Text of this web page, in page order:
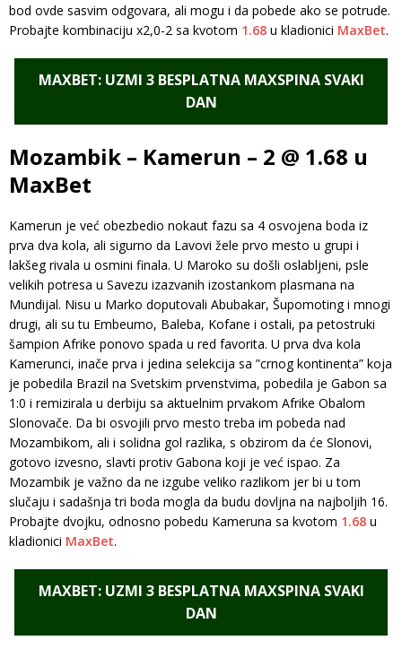
bod ovde sasvim odgovara, ali mogu i da pobede ako se potrude.
Probajte kombinaciju x2,0-2 sa kvotom 1.68 u kladionici MaxBet.
MAXBET: UZMI 3 BESPLATNA MAXSPINA SVAKI
DAN
Mozambik – Kamerun – 2 @ 1.68 u
MaxBet
Kamerun je već obezbedio nokaut fazu sa 4 osvojena boda iz
prva dva kola, ali sigurno da Lavovi žele prvo mesto u grupi i
lakšeg rivala u osmini finala. U Maroko su došli oslabljeni, psle
velikih potresa u Savezu izazvanih izostankom plasmana na
Mundijal. Nisu u Marko doputovali Abubakar, Šupomoting i mnogi
drugi, ali su tu Embeumo, Baleba, Kofane i ostali, pa petostruki
šampion Afrike ponovo spada u red favorita. U prva dva kola
Kamerunci, inače prva i jedina selekcija sa ”crnog kontinenta” koja
je pobedila Brazil na Svetskim prvenstvima, pobedila je Gabon sa
1:0 i remizirala u derbiju sa aktuelnim prvakom Afrike Obalom
Slonovače. Da bi osvojili prvo mesto treba im pobeda nad
Mozambikom, ali i solidna gol razlika, s obzirom da će Slonovi,
gotovo izvesno, slavti protiv Gabona koji je već ispao. Za
Mozambik je važno da ne izgube veliko razlikom jer bi u tom
slučaju i sadašnja tri boda mogla da budu dovljna na najboljih 16.
Probajte dvojku, odnosno pobedu Kameruna sa kvotom 1.68 u
kladionici MaxBet.
MAXBET: UZMI 3 BESPLATNA MAXSPINA SVAKI
DAN